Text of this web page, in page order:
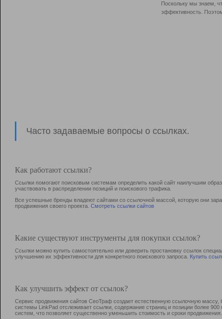
Поскольку мы знаем,
эффективность.
Часто задаваемые вопросы о ссылках.
Как работают ссылки?
Ссылки помогают поисковым системам определить какой сайт наилучшим
участвовать в раcпределении позиций и поискового трафика.
Все успешные бренды владеют сайтами со ссылочной массой, которую они
продвижения своего проекта. Смотреть ссылки сайтов
Какие существуют инструменты для покупки ссылок?
Ссылки можно купить самостоятельно или доверить простановку ссылок
улучшению их эффективности для конкретного поискового запроса. Купить
Как улучшить эффект от ссылок?
Сервис продвижения сайтов СеоТраф создает естественную ссылочную
системы LinkPad отслеживает ссылки, содержание страниц и позиции более
систем, что позволяет существенно уменьшить стоимость и сроки продвижения.